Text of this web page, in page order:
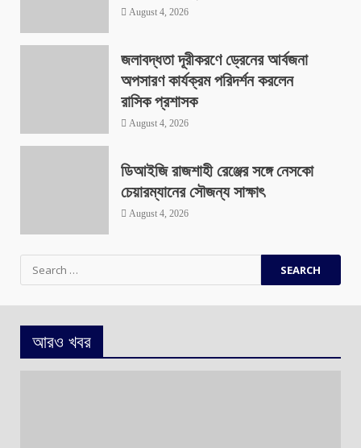
August 4, 2026
জলাবদ্ধতা দূরীকরণে ড্রেনের আর্বজনা
অপসারণ কার্যক্রম পরিদর্শন করলেন
রাসিক প্রশাসক
August 4, 2026
ডিআইজি রাজশাহী রেঞ্জের সঙ্গে নেসকো
চেয়ারম্যানের সৌজন্য সাক্ষাৎ
August 4, 2026
for:
আরও খবর